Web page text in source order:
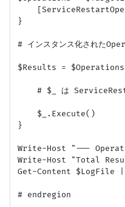
}
# インスタンス化された
$Results =
# $_ は
    $_.Execute()
}
Write-Host "---
Write-Host "Total
Get-Content $LogFile